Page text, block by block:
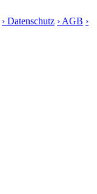
› Datenschutz › AGB ›